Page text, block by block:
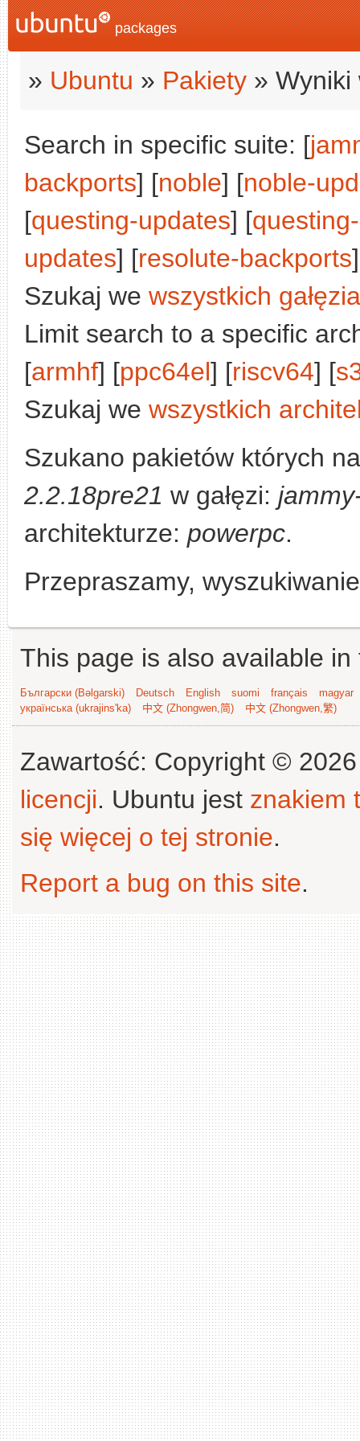
packages
» Ubuntu » Pakiety » Wyniki
Search in specific suite: [
backports] [noble] [noble-
[questing-updates] [
updates] [resolute-backports
Szukaj we wszystkich
Limit search to a specific
[armhf] [ppc64el] [riscv64] [
Szukaj we wszystkich
Szukano pakietów których
2.2.18pre21 w gałęzi:
architekturze: powerpc.
Przepraszamy,
This page is also available
Български (Bəlgarski) Deutsch English suomi français
magyar
українська (ukrajins'ka)
中文 (Zhongwen,简) 中文 (Zhongwen,繁)
Zawartość: Copyright ©
licencji. Ubuntu jest znakiem
się więcej o tej stronie.
Report a bug on this site.